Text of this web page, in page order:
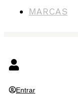
MARCAS
Entrar